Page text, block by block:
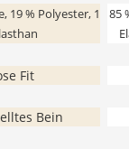
19 % Polyester, 1
85
Fit
Bein